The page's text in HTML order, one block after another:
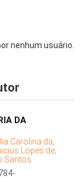
nenhum usuário.
DA
Carolina da;
Lopes de;
Santos